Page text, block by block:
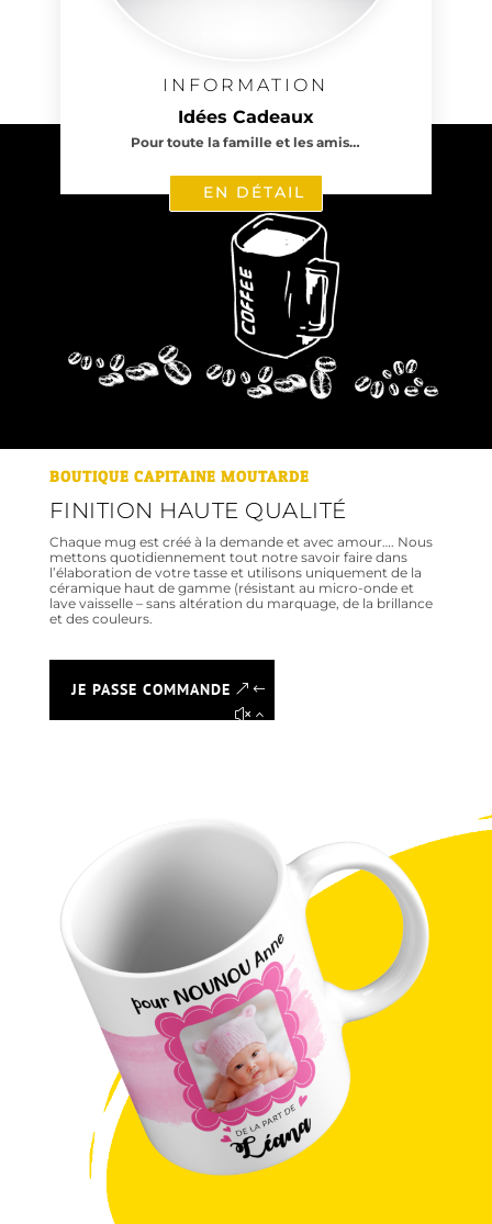
INFORMATION
Idées Cadeaux
Pour toute la famille et les amis…
EN DÉTAIL
BOUTIQUE CAPITAINE MOUTARDE
FINITION HAUTE QUALITÉ
Chaque mug est créé à la demande et avec amour…. Nous
mettons quotidiennement tout notre savoir faire dans
l’élaboration de votre tasse et utilisons uniquement de la
céramique haut de gamme (résistant au micro-onde et
lave vaisselle – sans altération du marquage, de la brillance
et des couleurs.
JE PASSE COMMANDE